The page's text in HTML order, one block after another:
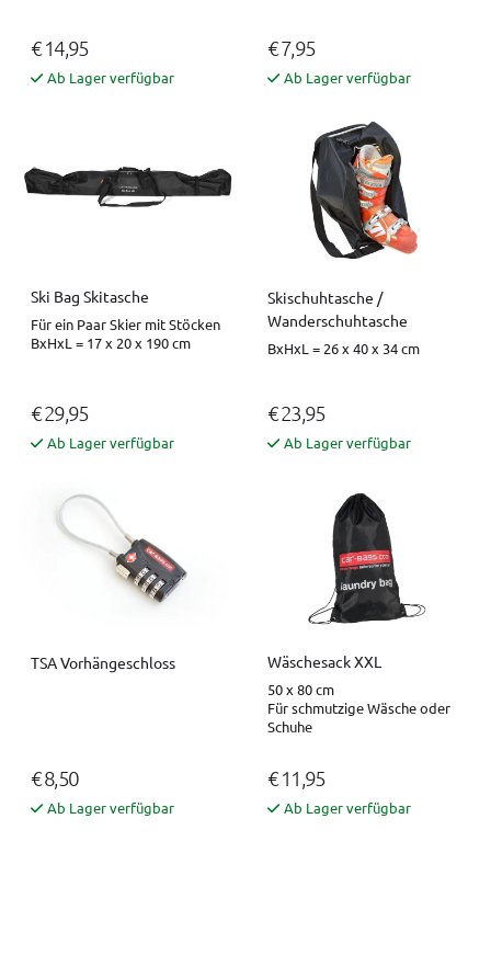
€ 14,95
Ab Lager verfügbar
€ 7,95
Ab Lager verfügbar
Ski Bag Skitasche
Für ein Paar Skier mit Stöcken
BxHxL = 17 x 20 x 190 cm
€ 29,95
Ab Lager verfügbar
Skischuhtasche /
Wanderschuhtasche
BxHxL = 26 x 40 x 34 cm
€ 23,95
Ab Lager verfügbar
TSA Vorhängeschloss
€ 8,50
Ab Lager verfügbar
Wäschesack XXL
50 x 80 cm
Für schmutzige Wäsche oder
Schuhe
€ 11,95
Ab Lager verfügbar